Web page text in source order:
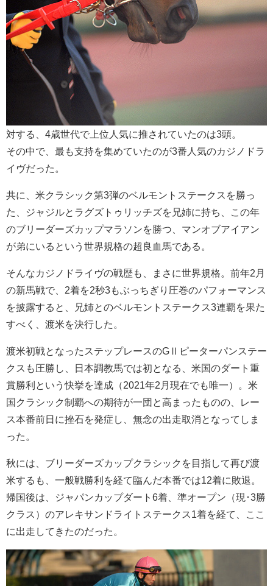
対する、4歳世代で上位人気に推されていたのは3頭。
その中で、最も支持を集めていたのが3番人気のカジノドラ
イヴだった。
共に、米クラシック第3弾のベルモントステークスを勝っ
た、ジャジルとラグズトゥリッチズを兄姉に持ち、この年
のブリーダーズカップマラソンを勝つ、マンオブアイアン
が弟にいるという世界規格の超良血馬である。
そんなカジノドライヴの戦歴も、まさに世界規格。前年2月
の新馬戦で、2着を2秒3もぶっちぎり圧巻のパフォーマンス
を披露すると、兄姉とのベルモントステークス3連覇を果た
すべく、渡米を決行した。
渡米初戦となったステップレースのGⅡピーターパンステー
クスも圧勝し、日本調教馬では初となる、米国のダート重
賞勝利という快挙を達成（2021年2月現在でも唯一）。米
国クラシック制覇への期待が一団と高まったものの、レー
ス本番前日に挫石を発症し、無念の出走取消となってしま
った。
秋には、ブリーダーズカップクラシックを目指して再び渡
米するも、一般戦勝利を経て臨んだ本番では12着に敗退。
帰国後は、ジャパンカップダート6着、準オープン（現･3勝
クラス）のアレキサンドライトステークス1着を経て、ここ
に出走してきたのだった。